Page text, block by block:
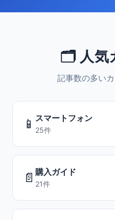
🗂️ 人気
記事数の多い
📱 スマートフォン
25件
📄 購入ガイド
21件